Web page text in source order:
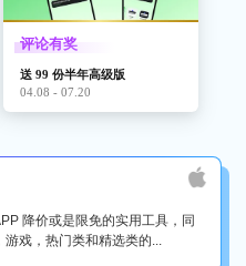
评论有奖
送 99 份半年高级版
04.08 - 07.20
降价或是限免的实用工具，同
游戏，热门类和精选类的...